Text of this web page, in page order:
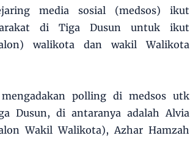
media sosial (medsos) ikut
di Tiga Dusun untuk ikut
walikota dan wakil Walikota
polling di medsos utk
Dusun, di antaranya adalah Alvia
Wakil Walikota), Azhar Hamzah